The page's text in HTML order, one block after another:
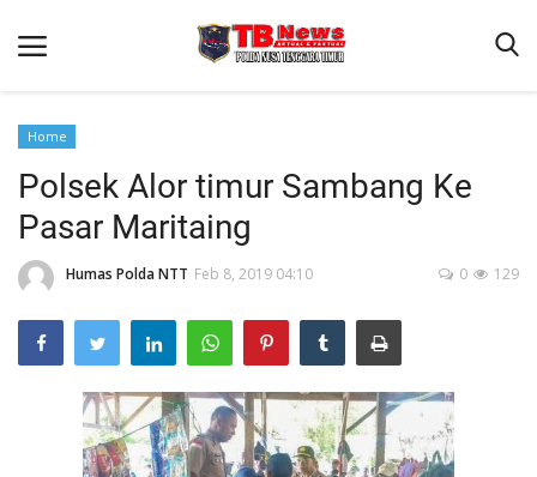
Beranda
Binkam
Terms & Conditions
Reskrim
Lantas
Polisi Kita
Mitra Polisi
Home
Polsek Alor timur Sambang Ke
Pasar Maritaing
Humas Polda NTT Feb 8, 2019 04:10 129
0